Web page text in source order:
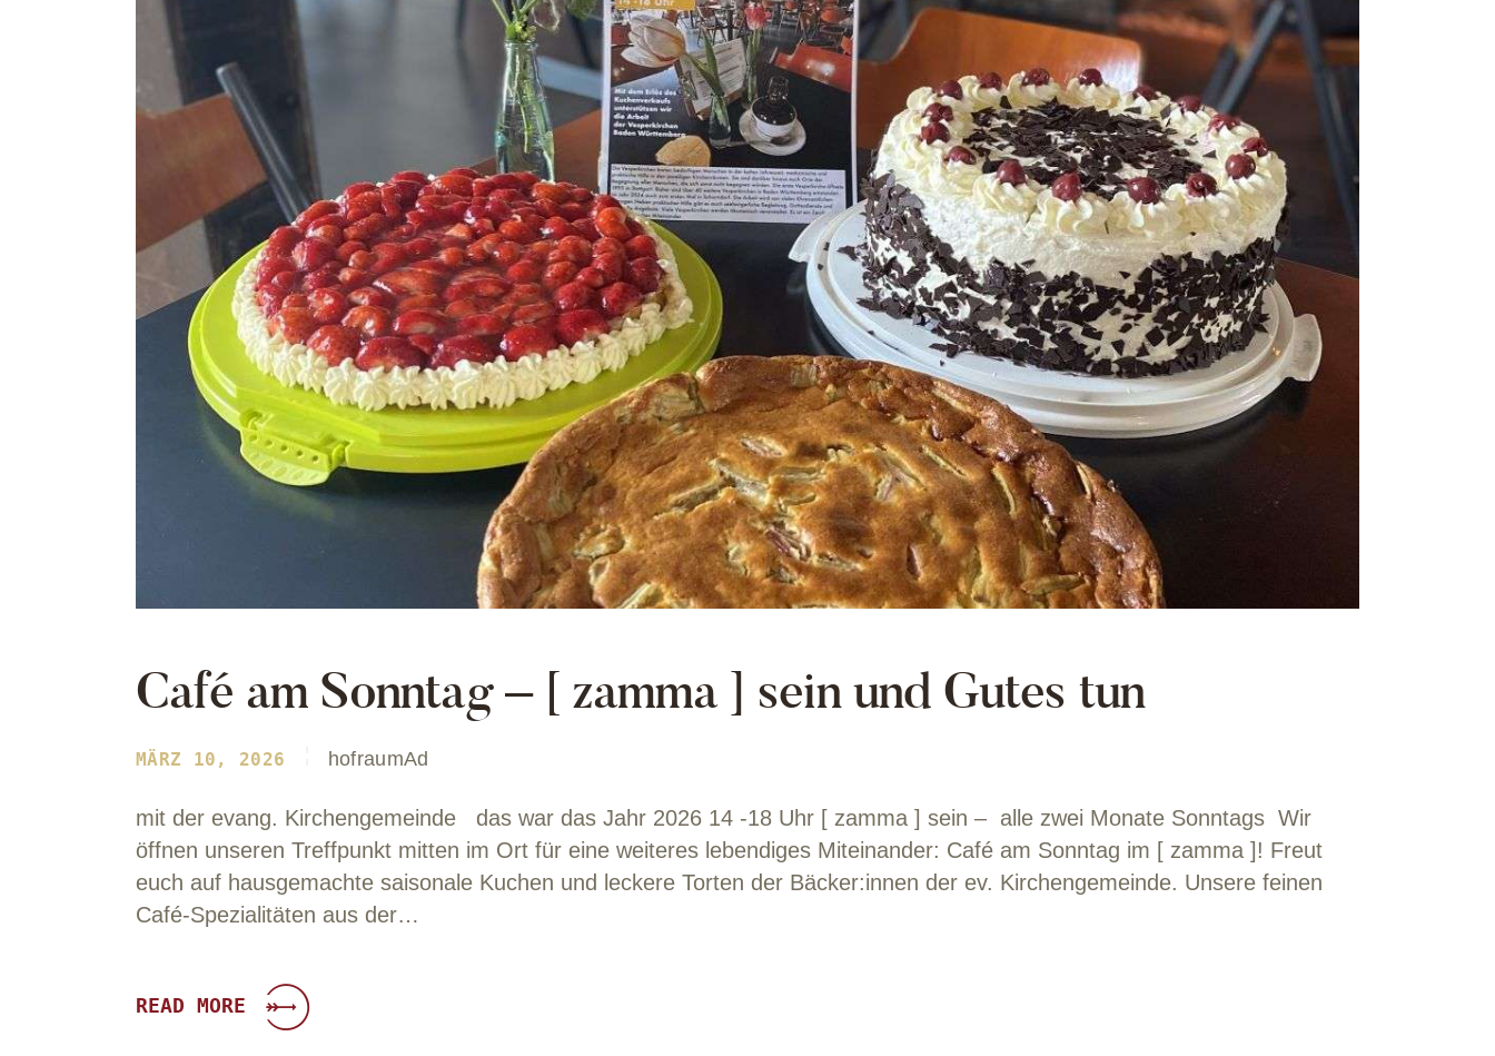
Café am Sonntag – [ zamma ] sein und Gutes tun
MÄRZ 10, 2026 hofraumAd
mit der evang. Kirchengemeinde das war das Jahr 2026 14 -18 Uhr [ zamma ] sein – alle zwei Monate Sonntags Wir
öffnen unseren Treffpunkt mitten im Ort für eine weiteres lebendiges Miteinander: Café am Sonntag im [ zamma ]! Freut
euch auf hausgemachte saisonale Kuchen und leckere Torten der Bäcker:innen der ev. Kirchengemeinde. Unsere feinen
Café-Spezialitäten aus der…
READ MORE